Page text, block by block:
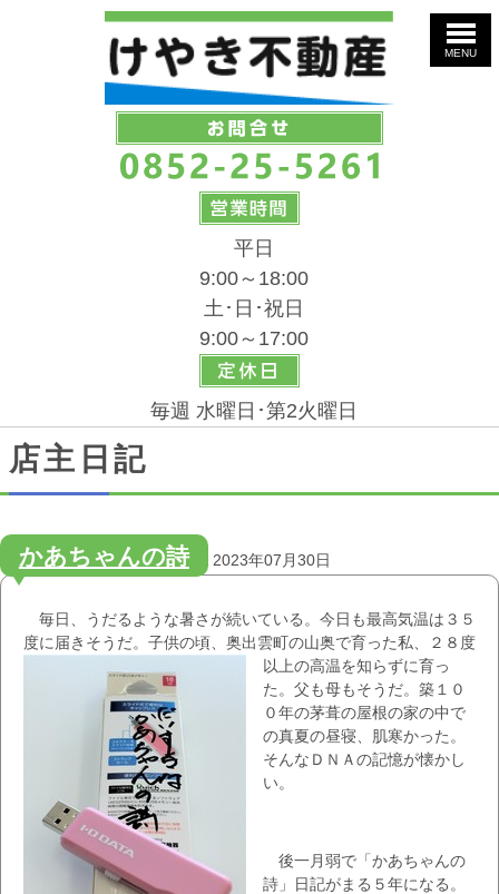
MENU
平日
9:00～18:00
土･日･祝日
9:00～17:00
毎週 水曜日･第2火曜日
店主日記
かあちゃんの詩 2023年07月30日
毎日、うだるような暑さが続いている。今日も最高気温は３５
度に届きそうだ。子供の頃、奥出雲町の山奥で育った私、２８度
以上の高温を知らずに育っ
た。父も母もそうだ。築１０
０年の茅葺の屋根の家の中で
の真夏の昼寝、肌寒かった。
そんなＤＮＡの記憶が懐かし
い。
後一月弱で「かあちゃんの
詩」日記がまる５年になる。